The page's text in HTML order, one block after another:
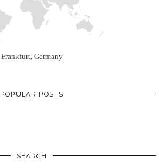
Frankfurt, Germany
POPULAR POSTS
SEARCH